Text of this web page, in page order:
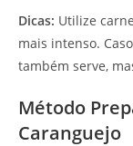
Dicas: Utilize
mais intenso.
também serve,
Método
Caranguejo